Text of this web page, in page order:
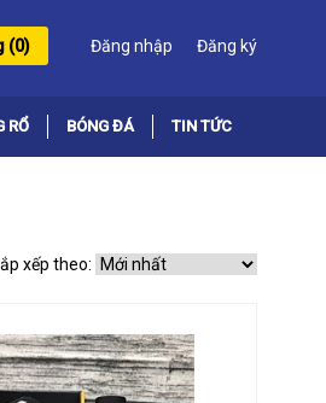
(0) Đăng nhập Đăng ký
RỔ BÓNG ĐÁ TIN TỨC
xếp theo: